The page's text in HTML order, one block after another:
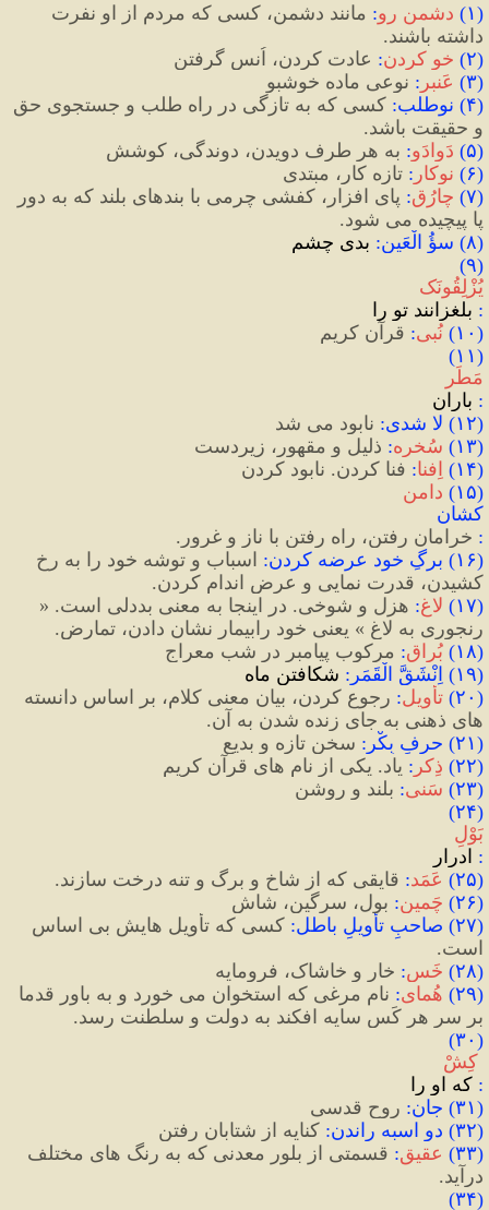
(۱) دشمن رو:
داشته باشند.
(۲) خو کردن: عادت کردن، اُنس گرفتن
(۳) عَنبر : نوعی ماده خوشبو
(۴) نوطلب:
و حقیقت باشد.
(۵) دَوادَو: به هر طرف دویدن، دوندگی، کوشش
(۶) نوکار : تازه کار، مبتدی
(٧) چارُق:
پا پیچیده می شود.
(٨) سؤُ الْعَین:
بدیِ چشم
(٩)
یُزْلِقُونَک
: بلغزانند تو را
( ١٠) نُبی: قرآن کریم
(١١)
مَطَر
: باران
(١٢) لا شدی: نابود می شد
(١٣) سُخره: ذلیل و مقهور، زیردست
(١۴) اِفنا: فنا کردن. نابود کردن
(۱۵) دامن
کشان
: خرامان رفتن، راه رفتن با ناز و غرور.
(۱۶) برگِ خود عرضه کردن:
کشیدن، قدرت نمایی و عرض اندام کردن.
(۱۷) لاغ:
رنجوری به لاغ » یعنی خود رابیمار نشان دادن، تمارض.
(۱۸) بُراق: مرکوب پیامبر در شب معراج
(۱۹) اِنْشَقَّ الْقَمَر:
شکافتن ماه
( ۲۰) تأویل:
های ذهنی به جای زنده شدن به آن.
(۲۱) حرفِ بِکْر : سخن تازه و بدیع
(۲۲) ذِکر : یاد. یکی از نام های قرآن کریم
(۲۳) سَنی: بلند و روشن
(۲۴)
بَوْلِ
: ادرار
(۲۵) عَمَد: قایقی که از شاخ و برگ و تنه درخت سازند.
(۲۶) چَمین: بول، سرگین، شاش
(۲۷) صاحبِ تأویلِ باطل:
است.
(۲۸) خَس: خار و خاشاک، فرومایه
(۲۹) هُمای:
بر سر هر کَس سایه افکند به دولت و سلطنت رسد.
(۳۰)
کِشْ
: که او را
(۳١) جان: روح قدسی
(۳۲) دو اسبه راندن: کنایه از شتابان رفتن
(۳۳) عقیق:
درآید.
(۳۴)